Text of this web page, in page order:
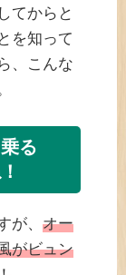
てからと
を知って
、こんな
る
が、 オー
がビュン